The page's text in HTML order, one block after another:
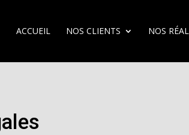
ACCUEIL NOS CLIENTS NOS